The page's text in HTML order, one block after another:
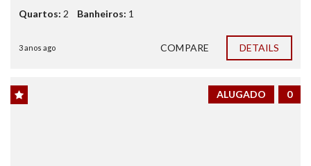
Quartos: 2 Banheiros: 1
3 anos ago COMPARE DETAILS
0
ALUGADO